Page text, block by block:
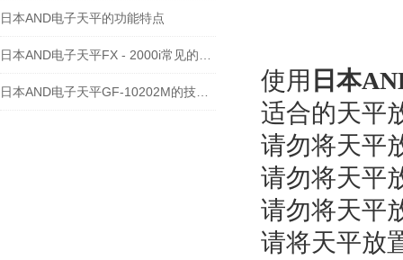
日本AND电子天平的功能特点
使用 日本
适合的天平
请勿将天平
请勿将天平
请勿将天平
请将天平放